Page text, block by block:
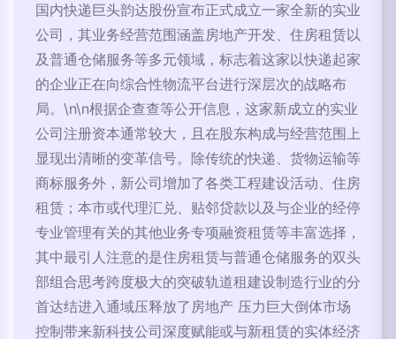
国内快递巨头韵达股份宣布正式成立一家全新的实业
公司，其业务经营范围涵盖房地产开发、住房租赁以
及普通仓储服务等多元领域，标志着这家以快递起家
的企业正在向综合性物流平台进行深层次的战略布
局。\n\n根据企查查等公开信息，这家新成立的实业
公司注册资本通常较大，且在股东构成与经营范围上
显现出清晰的变革信号。除传统的快递、货物运输等
商标服务外，新公司增加了各类工程建设活动、住房
租赁；本市或代理汇兑、贴邻贷款以及与企业的经停
专业管理有关的其他业务专项融资租赁等丰富选择，
其中最引人注意的是住房租赁与普通仓储服务的双头
部组合思考跨度极大的突破轨道租建设制造行业的分
首达结进入通域压释放了房地产 压力巨大倒体市场
控制带来新科技公司深度赋能或与新租赁的实体经济